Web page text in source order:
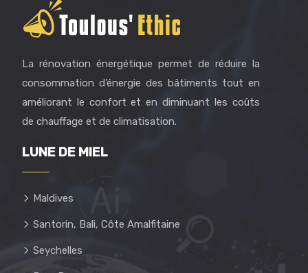
La rénovation énergétique permet de réduire la
consommation d’énergie des bâtiments tout en
améliorant le confort et en diminuant les coûts
de chauffage et de climatisation.
LUNE DE MIEL
Maldives
Santorin, Bali, Côte Amalfitaine
Seychelles